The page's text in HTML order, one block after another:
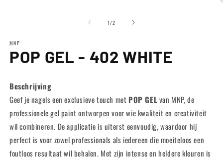
1/van
2
MNP
POP GEL - 402 WHITE
Beschrijving
Geef je nagels een exclusieve touch met POP GELvan MNP, de
professionele gel paint ontworpen voor wie kwaliteit en creativiteit
wil combineren. De applicatie is uiterst eenvoudig, waardoor hij
perfect is voor zowel professionals als iedereen die moeiteloos een
foutloos resultaat wil behalen. Met zijn intense en heldere kleuren is